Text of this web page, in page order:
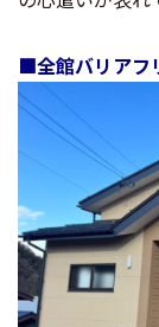
■全館バリアフ